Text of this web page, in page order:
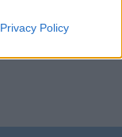
Privacy Policy